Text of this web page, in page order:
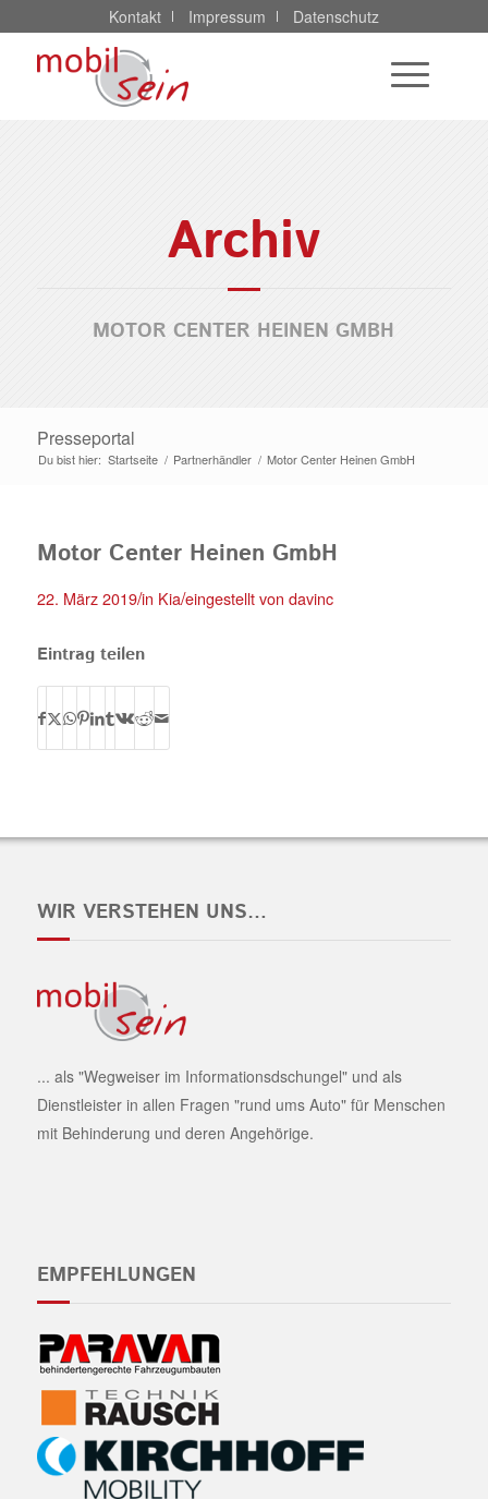
Kontakt Impressum Datenschutz
Archiv
MOTOR CENTER HEINEN GMBH
Presseportal
Du bist hier: Startseite / Partnerhändler / Motor Center Heinen GmbH
Motor Center Heinen GmbH
22. März 2019/in Kia/eingestellt von davinc
Eintrag teilen
WIR VERSTEHEN UNS…
... als "Wegweiser im Informationsdschungel" und als
Dienstleister in allen Fragen "rund ums Auto" für Menschen
mit Behinderung und deren Angehörige.
EMPFEHLUNGEN